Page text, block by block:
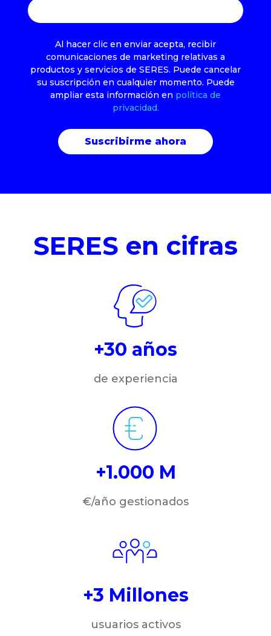
Al hacer clic en enviar acepta, recibir
comunicaciones de marketing relativas a
productos y servicios de SERES. Puede cancelar
su suscripción en cualquier momento. Puede
ampliar esta información en política de
privacidad.
SERES en cifras
+30 años
de experiencia
+1.000 M
€/año gestionados
+3 Millones
usuarios activos